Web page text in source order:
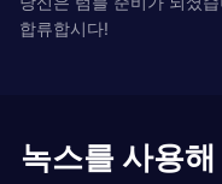
합류합시다!
녹스를 사용